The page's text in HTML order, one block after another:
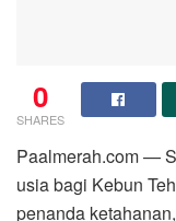
0
SHARES
Paalmerah.com —
usia bagi Kebun
penanda